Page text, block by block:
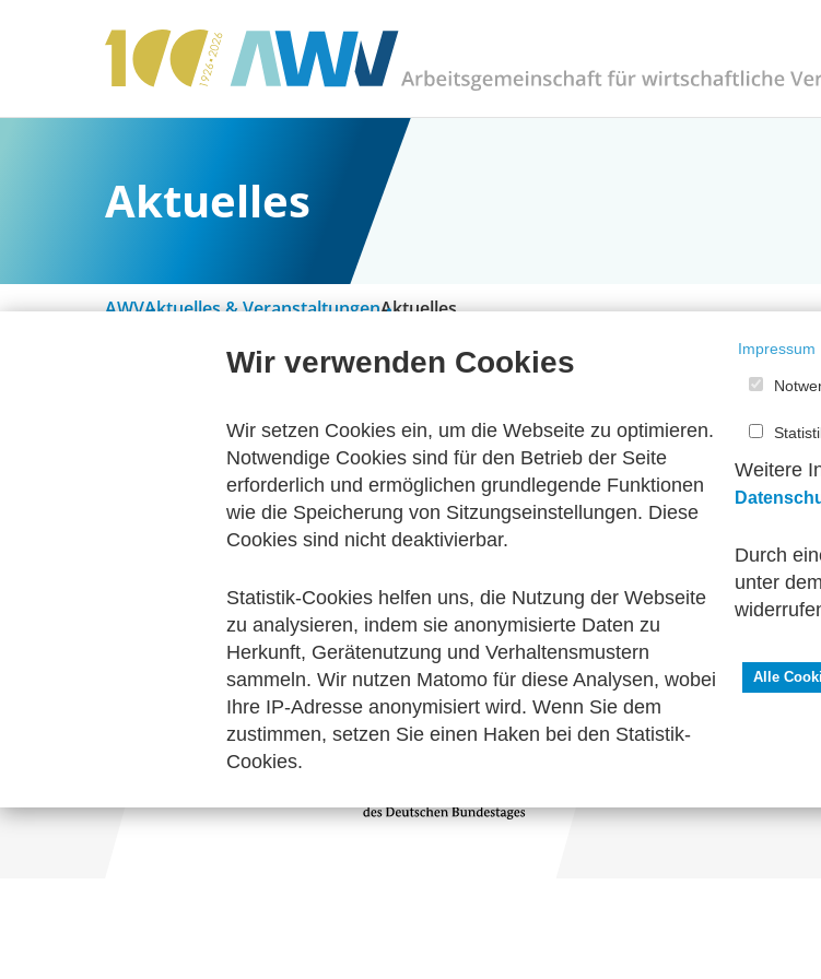
Aktuelles
AWVAktuelles & VeranstaltungenAktuelles
Alle Kategorien
Digitalisierung & Modernisierung Handel und elektronische Kommunikation
Technische Standards
zum Verein
Keine Nachrichten verfügbar.
SERVICE
Kontakt
Impressum
Wir verwenden Cookies
Wir setzen Cookies ein, um die Webseite zu optimieren.
Notwendige Cookies sind für den Betrieb der Seite
erforderlich und ermöglichen grundlegende Funktionen
wie die Speicherung von Sitzungseinstellungen. Diese
Cookies sind nicht deaktivierbar.
Statistik-Cookies helfen uns, die Nutzung der Webseite
zu analysieren, indem sie anonymisierte Daten zu
Herkunft, Gerätenutzung und Verhaltensmustern
sammeln. Wir nutzen Matomo für diese Analysen, wobei
Ihre IP-Adresse anonymisiert wird. Wenn Sie dem
zustimmen, setzen Sie einen Haken bei den Statistik-
Cookies.
Impressum
Weitere
Durch
unter
Alle